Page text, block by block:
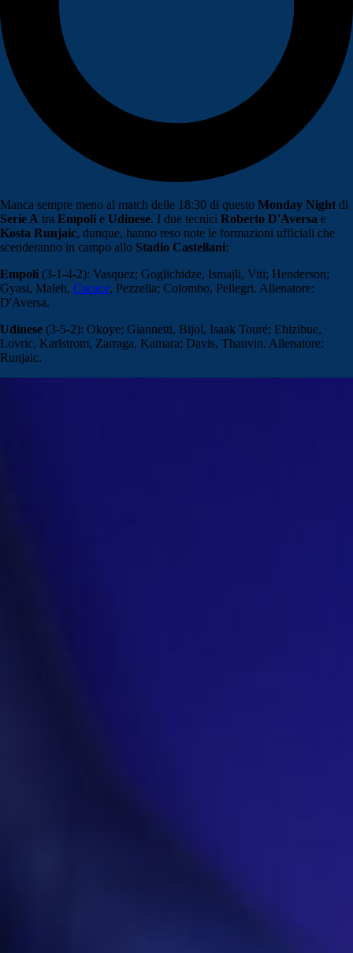
Manca sempre meno al match delle 18:30 di questo Monday Night di
Serie A tra Empoli e Udinese. I due tecnici Roberto D'Aversa e
Kosta Runjaic, dunque, hanno reso note le formazioni ufficiali che
scenderanno in campo allo Stadio Castellani:
Empoli (3-1-4-2): Vasquez; Goglichidze, Ismajli, Viti; Henderson;
Gyasi, Maleh, Cacace, Pezzella; Colombo, Pellegri. Allenatore:
D'Aversa.
Udinese (3-5-2): Okoye; Giannetti, Bijol, Isaak Touré; Ehizibue,
Lovric, Karlstrom, Zarraga, Kamara; Davis, Thauvin. Allenatore:
Runjaic.